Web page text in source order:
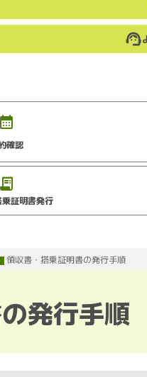
確認
証明書発行
領収書・搭乗証明書の発行手順
発行手順